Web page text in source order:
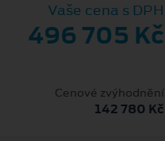
Vaše cena s DPH
496 705 Kč
Cenové zvýhodnění
142 780 Kč